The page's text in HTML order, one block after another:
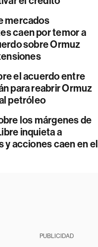
mercados
caen por temor a
sobre Ormuz
el acuerdo entre
para reabrir Ormuz
petróleo
los márgenes de
inquieta a
y acciones caen en el
PUBLICIDAD